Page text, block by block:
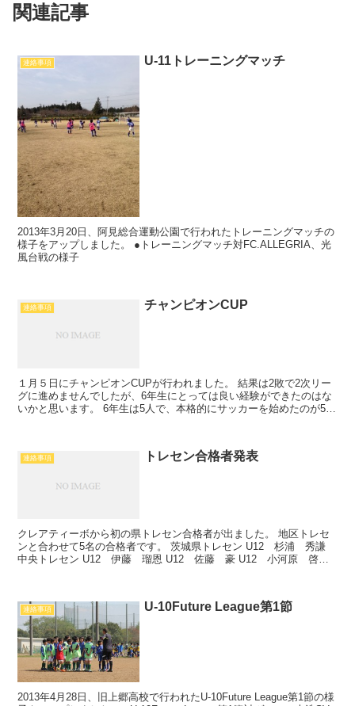
関連記事
連絡事項 U-11トレーニングマッチ
2013年3月20日、阿見総合運動公園で行われたトレーニングマッチの
様子をアップしました。 ●トレーニングマッチ対FC.ALLEGRIA、光
風台戦の様子
連絡事項 チャンピオンCUP
１月５日にチャンピオンCUPが行われました。 結果は2敗で2次リー
グに進めませんでしたが、6年生にとっては良い経験ができたのはな
いかと思います。 6年生は5人で、本格的にサッカーを始めたのが5年
連絡事項 トレセン合格者発表
クレアティーボから初の県トレセン合格者が出ました。 地区トレセ
ンと合わせて5名の合格者です。 茨城県トレセン U12 杉浦 秀謙
中央トレセン U12 伊藤 瑠恩 U12 佐藤 豪 U12 小河原 啓太
連絡事項 U-10Future League第1節
2013年4月28日、旧上郷高校で行われたU-10Future League第1節の様